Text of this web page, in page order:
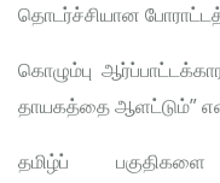
தொடர்ச்சியான
கொழும்பு
தாயகத்தை ஆளட்டும்”
தமிழ்ப் பகுதிகளை